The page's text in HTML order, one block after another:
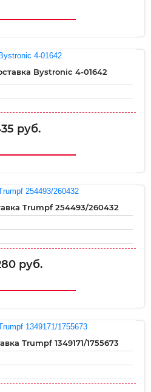
Bystronic 4-01642
руб.
Trumpf 254493/260432
руб.
Trumpf 1349171/1755673